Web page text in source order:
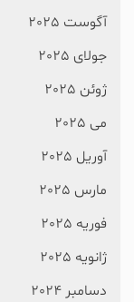
آگوست 2025
جولای 2025
ژوئن 2025
می 2025
آوریل 2025
مارس 2025
فوریه 2025
ژانویه 2025
دسامبر 2024